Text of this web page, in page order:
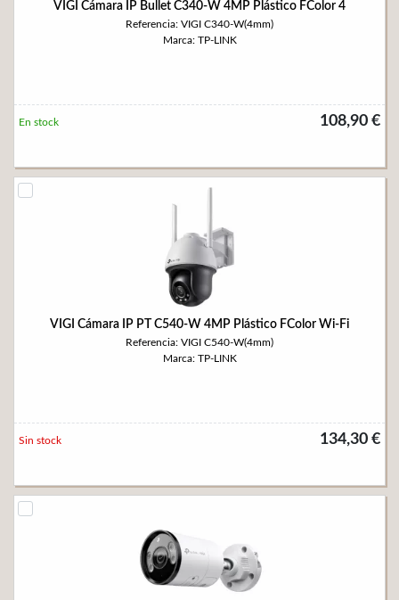
VIGI Cámara IP Bullet C340-W 4MP Plástico FColor 4
Referencia: VIGI C340-W(4mm)
Marca: TP-LINK
108,90 €
En stock
VIGI Cámara IP PT C540-W 4MP Plástico FColor Wi-Fi
Referencia: VIGI C540-W(4mm)
Marca: TP-LINK
134,30 €
Sin stock